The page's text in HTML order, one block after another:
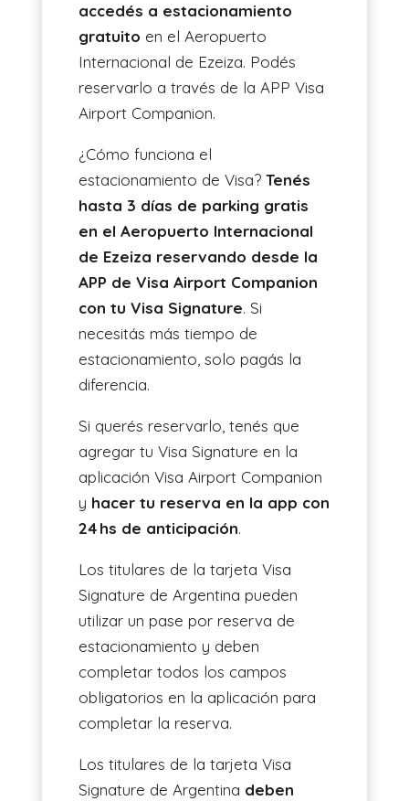
accedés a estacionamiento
gratuito en el Aeropuerto
Internacional de Ezeiza. Podés
reservarlo a través de la APP Visa
Airport Companion.
¿Cómo funciona el
estacionamiento de Visa? Tenés
hasta 3 días de parking gratis
en el Aeropuerto Internacional
de Ezeiza reservando desde la
APP de Visa Airport Companion
con tu Visa Signature. Si
necesitás más tiempo de
estacionamiento, solo pagás la
diferencia.
Si querés reservarlo, tenés que
agregar tu Visa Signature en la
aplicación Visa Airport Companion
y hacer tu reserva en la app con
24 hs de anticipación.
Los titulares de la tarjeta Visa
Signature de Argentina pueden
utilizar un pase por reserva de
estacionamiento y deben
completar todos los campos
obligatorios en la aplicación para
completar la reserva.
Los titulares de la tarjeta Visa
Signature de Argentina deben